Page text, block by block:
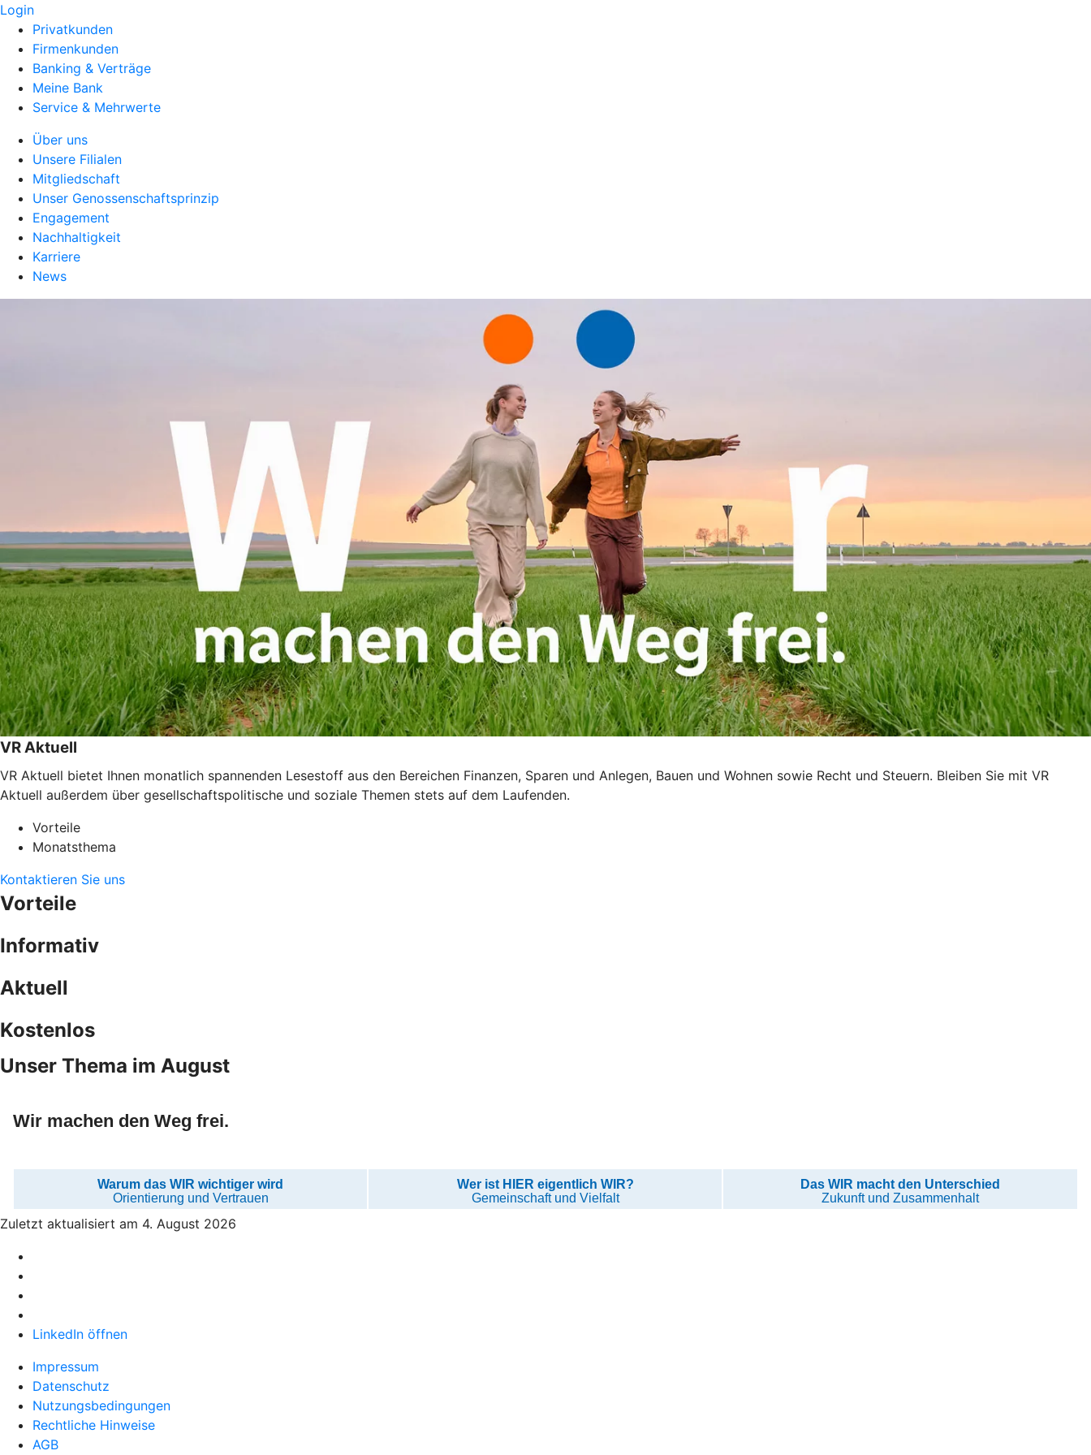
Login
Privatkunden
Firmenkunden
Banking & Verträge
Meine Bank
Service & Mehrwerte
Über uns
Unsere Filialen
Mitgliedschaft
Unser Genossenschaftsprinzip
Engagement
Nachhaltigkeit
Karriere
News
VR Aktuell
VR Aktuell bietet Ihnen monatlich spannenden Lesestoff aus den Bereichen Finanzen, Sparen und Anlegen, Bauen und Wohnen sowie Recht und Steuern. Bleiben Sie mit VR
Aktuell außerdem über gesellschaftspolitische und soziale Themen stets auf dem Laufenden.
Vorteile
Monatsthema
Kontaktieren Sie uns
Vorteile
Informativ
Aktuell
Kostenlos
Unser Thema im August
Zuletzt aktualisiert am 4. August 2026
LinkedIn öffnen
Impressum
Datenschutz
Nutzungsbedingungen
Rechtliche Hinweise
AGB